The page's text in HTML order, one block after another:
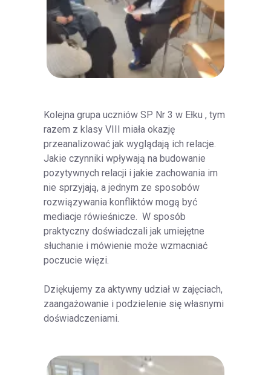
Kolejna grupa uczniów SP Nr 3 w Ełku , tym
razem z klasy VIII miała okazję
przeanalizować jak wyglądają ich relacje.
Jakie czynniki wpływają na budowanie
pozytywnych relacji i jakie zachowania im
nie sprzyjają, a jednym ze sposobów
rozwiązywania konfliktów mogą być
mediacje rówieśnicze. W sposób
praktyczny doświadczali jak umiejętne
słuchanie i mówienie może wzmacniać
poczucie więzi.
Dziękujemy za aktywny udział w zajęciach,
zaangażowanie i podzielenie się własnymi
doświadczeniami.